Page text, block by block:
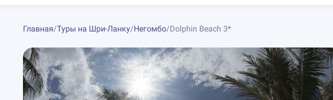
Главная/Туры на Шри-Ланку/Негомбо/Dolphin Beach 3*